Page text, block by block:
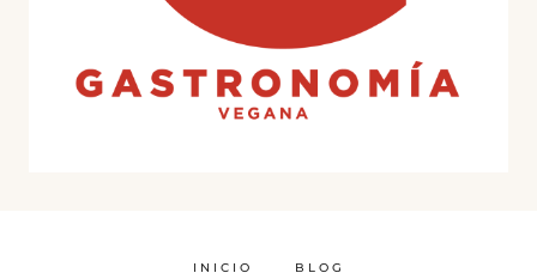
INICIO BLOG